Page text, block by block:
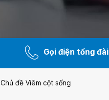
Gọi điện tổng đài
Chủ đề Viêm cột sống